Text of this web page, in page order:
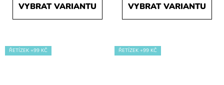
VYBRAT VARIANTU VYBRAT VARIANTU
ŘETÍZEK +99 KČ ŘETÍZEK +99 KČ